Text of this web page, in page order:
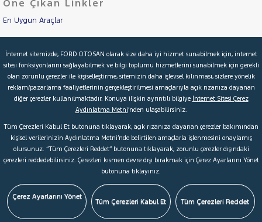
MINI
MITSUBISHI
MOTORSIKLET
NISSAN
OPEL
RENAULT
CAPTUR
EXPRESS
Tipi
Aktarma
Garanti
Kampanya
ve
Boya
Parça
İlan
Öne Çıkan Linkler
En Uygun Araçlar
İkinci El Garanti
Kampanyalar
Kredi Hesaplama & Başvuru
© 2026 Ford Türkiye Ford Kurumsal Hakkımızda
Şartlar & Kişisel Verilerin Korunması S.S.S.
Çerez Tercihleri
İnternet sitemizde, FORD OTOSAN olarak size daha iyi hizmet sunabilmek için, internet
sitesi fonksiyonlarını sağlayabilmek ve bilgi toplumu hizmetlerini sunabilmek için gerekli
olan zorunlu çerezler ile kişiselleştirme, sitemizin daha işlevsel kılınması, sizlere yönelik
reklam/pazarlama faaliyetlerinin gerçekleştirilmesi amaçlarıyla açık rızanıza dayanan
diğer çerezler kullanılmaktadır. Konuya ilişkin ayrıntılı bilgiye İnternet Sitesi Çerez
Aydınlatma Metni’nden ulaşabilirsiniz.
Tüm Çerezleri Kabul Et butonuna tıklayarak, açık rızanıza dayanan çerezler bakımından
kişisel verilerinizin Aydınlatma Metni’nde belirtilen amaçlarla işlenmesini onaylamış
olursunuz. “Tüm Çerezleri Reddet” butonuna tıklayarak, zorunlu çerezler dışındaki
çerezleri reddedebilirsiniz. Çerezleri kısmen devre dışı bırakmak için Çerez Ayarlarını Yönet
butonuna tıklayınız.
Çerez Ayarlarını Yönet
Tüm Çerezleri Kabul Et Tüm Çerezleri Reddet